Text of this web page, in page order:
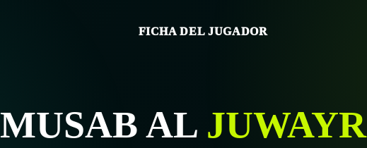
FICHA DEL JUGADOR
MUSAB AL JUWAYR